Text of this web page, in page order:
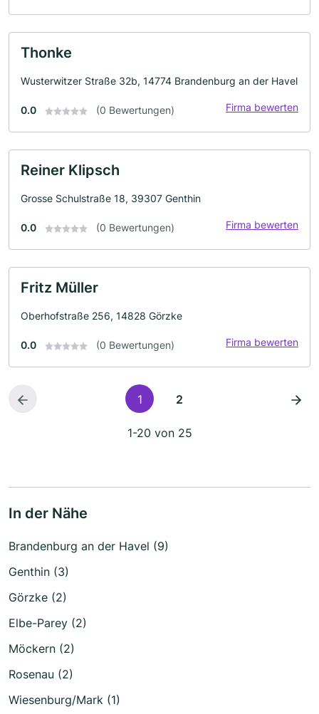
Thonke
Wusterwitzer Straße 32b, 14774 Brandenburg an der Havel
0.0 (0 Bewertungen) Firma bewerten
Reiner Klipsch
Grosse Schulstraße 18, 39307 Genthin
0.0 (0 Bewertungen) Firma bewerten
Fritz Müller
Oberhofstraße 256, 14828 Görzke
0.0 (0 Bewertungen) Firma bewerten
1 2
1-20 von 25
In der Nähe
Brandenburg an der Havel (9)
Genthin (3)
Görzke (2)
Elbe-Parey (2)
Möckern (2)
Rosenau (2)
Wiesenburg/Mark (1)